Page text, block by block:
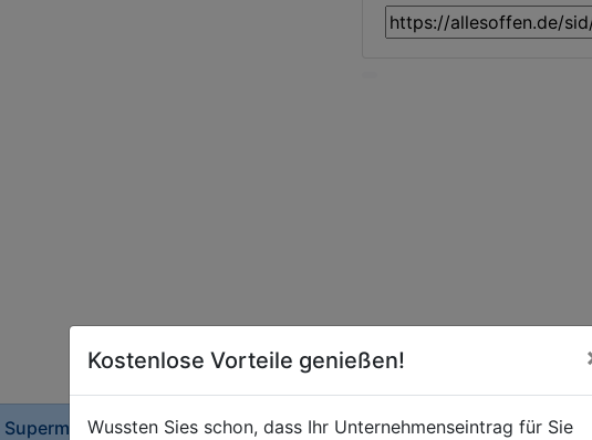
Supermarkt
Kostenlose Vorteile genießen!
Wussten Sies schon, dass Ihr Unternehmenseintrag für Sie